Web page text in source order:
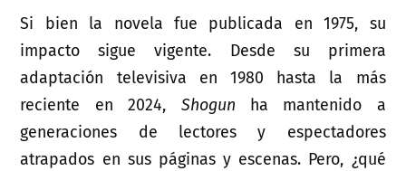
Si bien la novela fue publicada en 1975, su
impacto sigue vigente. Desde su primera
adaptación televisiva en 1980 hasta la más
reciente en 2024, Shogun ha mantenido a
generaciones de lectores y espectadores
atrapados en sus páginas y escenas. Pero, ¿qué